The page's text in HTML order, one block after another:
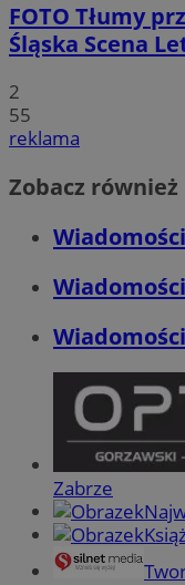
FOTO Tłumy
Śląska Scena
2
55
reklama
Zobacz również
Zabrze